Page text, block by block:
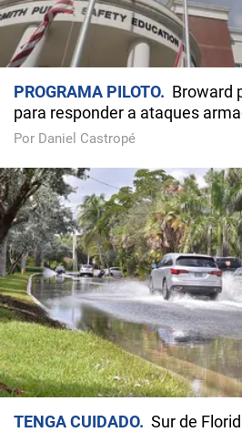
PROGRAMA PILOTO
Broward
para responder a ataques
Por Daniel Castropé
TENGA CUIDADO
Sur de